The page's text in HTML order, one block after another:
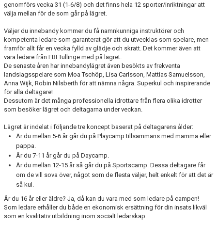
genomförs vecka 31 (1-6/8) och det finns hela 12 sporter/inriktningar att
välja mellan för de som går på lägret.
Väljer du innebandy kommer du få namnkunniga instruktörer och
kompetenta ledare som garanterat gör att du utvecklas som spelare, men
framför allt får en vecka fylld av glädje och skratt. Det kommer även att
vara ledare från FBI Tullinge med på lägret.
De senaste åren har innebandylägret även besökts av frekventa
landslagsspelare som Moa Tschöp, Lisa Carlsson, Mattias Samuelsson,
Anna Wijk, Robin Nilsberth för att nämna några. Superkul och inspirerande
för alla deltagare!
Dessutom är det många professionella idrottare från flera olika idrotter
som besöker lägret och deltagarna under veckan.
Lägret är indelat i följande tre koncept baserat på deltagarens ålder:
Är du mellan 5-6 år går du på Playcamp tillsammans med mamma eller
pappa.
Är du 7-11 år går du på Daycamp.
Är du mellan 12-15 år så går du på Sportscamp. Dessa deltagare får
om de vill sova över, något som de flesta väljer, helt enkelt för att det är
så kul.
Är du 16 år eller äldre? Ja, då kan du vara med som ledare på campen!
Som ledare erhåller du både en ekonomisk ersättning för din insats likväl
som en kvalitativ utbildning inom socialt ledarskap.